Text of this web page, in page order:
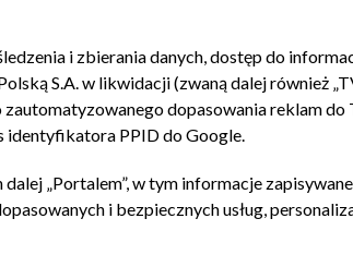
Biuro reklamy Kontakt
i zbierania danych, dostęp do
S.A. w likwidacji (zwaną dalej również
dopasowania reklam
identyfikatora PPID do Google.
dalej „Portalem”, w tym informacje
i bezpiecznych usług,